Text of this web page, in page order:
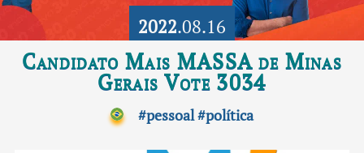
2022.08.16
Candidato Mais MASSA de Minas
Gerais Vote 3034
#pessoal#política